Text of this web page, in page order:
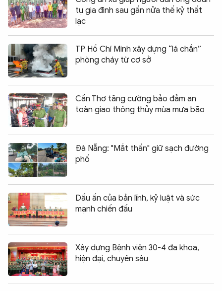
tụ gia đình sau gần nửa thế kỷ thất
lạc
TP Hồ Chí Minh xây dựng “lá chắn”
phòng cháy từ cơ sở
Cần Thơ tăng cường bảo đảm an
toàn giao thông thủy mùa mưa bão
Đà Nẵng: "Mắt thần" giữ sạch đường
phố
Dấu ấn của bản lĩnh, kỷ luật và sức
mạnh chiến đấu
Xây dựng Bệnh viện 30-4 đa khoa,
hiện đại, chuyên sâu